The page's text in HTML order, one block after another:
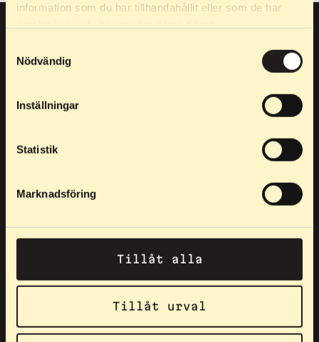
information som du har tillhandahållit eller som de har
Nödvändig
Inställningar
Statistik
Marknadsföring
Tillåt alla
Tillåt urval
Elpex для тих, хто прагне до еліти, але також для тих, хто
Телефон:
НАШІ ПРОДУКТИ
Аксесуари